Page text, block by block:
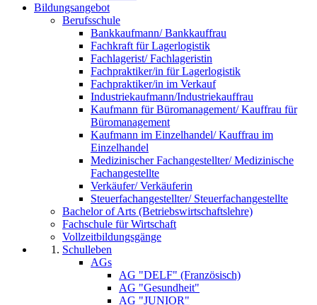
Bildungsangebot
Berufsschule
Bankkaufmann/ Bankkauffrau
Fachkraft für Lagerlogistik
Fachlagerist/ Fachlageristin
Fachpraktiker/in für Lagerlogistik
Fachpraktiker/in im Verkauf
Industriekaufmann/Industriekauffrau
Kaufmann für Büromanagement/ Kauffrau für
Büromanagement
Kaufmann im Einzelhandel/ Kauffrau im
Einzelhandel
Medizinischer Fachangestellter/ Medizinische
Fachangestellte
Verkäufer/ Verkäuferin
Steuerfachangestellter/ Steuerfachangestellte
Bachelor of Arts (Betriebswirtschaftslehre)
Fachschule für Wirtschaft
Vollzeitbildungsgänge
Schulleben
AGs
AG "DELF" (Französisch)
AG "Gesundheit"
AG "JUNIOR"